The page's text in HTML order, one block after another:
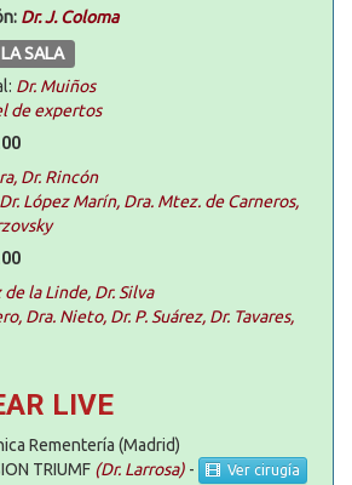
Dr. J. Coloma
SALA
Dr. Muiños
de expertos
Dr. Rincón
López Marín, Dra. Mtez. de Carneros,
de la Linde, Dr. Silva
Dra. Nieto, Dr. P. Suárez, Dr. Tavares,
LIVE
Rementería (Madrid)
TRIUMF (Dr. Larrosa) - Ver cirugía